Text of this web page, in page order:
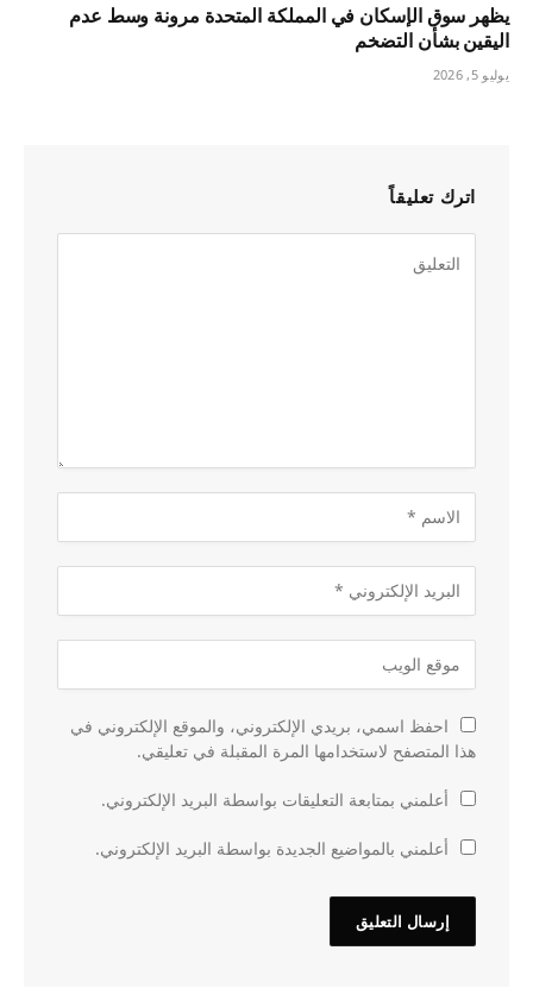
يظهر سوق الإسكان في المملكة المتحدة مرونة وسط عدم
اليقين بشأن التضخم
يوليو 5, 2026
اترك تعليقاً
احفظ اسمي، بريدي الإلكتروني، والموقع الإلكتروني في
هذا المتصفح لاستخدامها المرة المقبلة في تعليقي.
أعلمني بمتابعة التعليقات بواسطة البريد الإلكتروني.
أعلمني بالمواضيع الجديدة بواسطة البريد الإلكتروني.